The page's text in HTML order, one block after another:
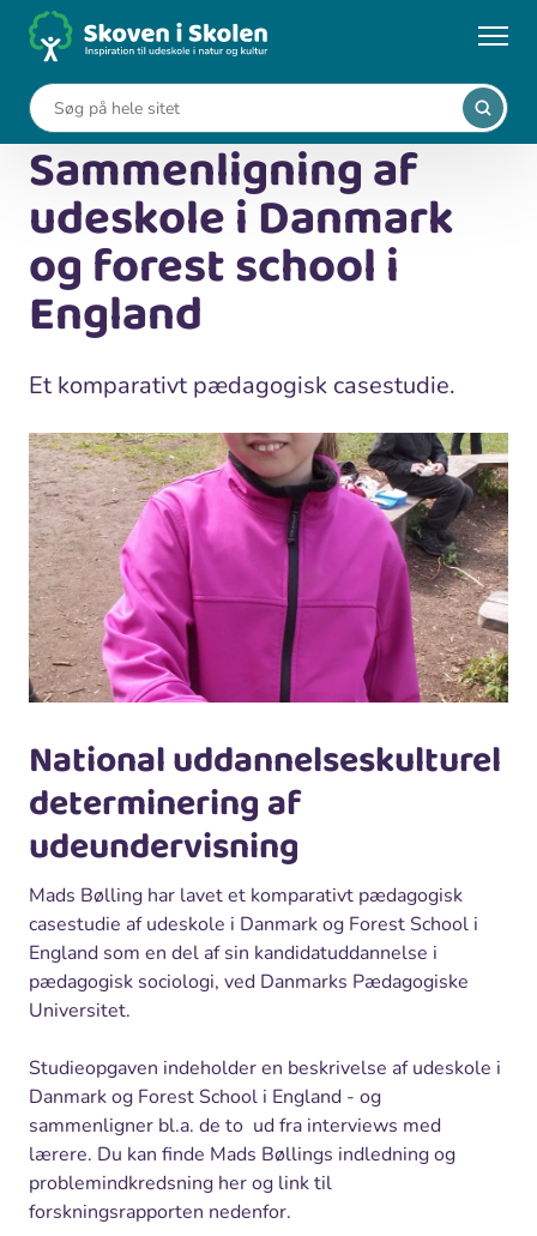
...
Viden om udeskole
England
Sammenligning af
udeskole i Danmark
og forest school i
England
Et komparativt pædagogisk casestudie.
National uddannelseskulturel
determinering af
udeundervisning
Mads Bølling har lavet et komparativt pædagogisk
casestudie af udeskole i Danmark og Forest School i
England som en del af sin kandidatuddannelse i
pædagogisk sociologi, ved Danmarks Pædagogiske
Universitet.
Studieopgaven indeholder en beskrivelse af udeskole i
Danmark og Forest School i England - og
sammenligner bl.a. de to ud fra interviews med
lærere. Du kan finde Mads Bøllings indledning og
problemindkredsning her og link til
forskningsrapporten nedenfor.